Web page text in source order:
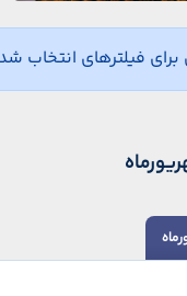
فیلترهای انتخاب